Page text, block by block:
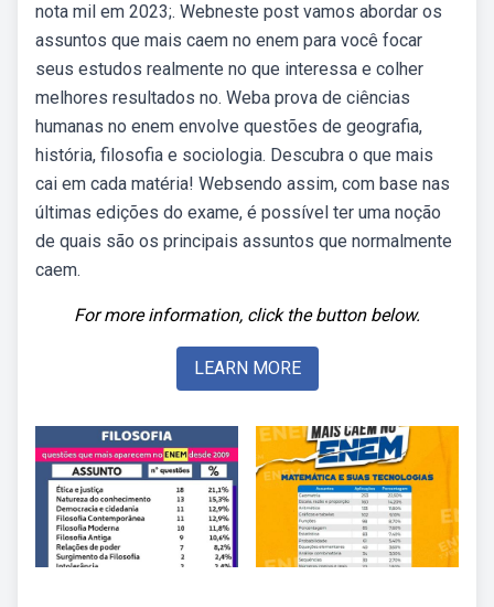
nota mil em 2023;. Webneste post vamos abordar os
assuntos que mais caem no enem para você focar
seus estudos realmente no que interessa e colher
melhores resultados no. Weba prova de ciências
humanas no enem envolve questões de geografia,
história, filosofia e sociologia. Descubra o que mais
cai em cada matéria! Websendo assim, com base nas
últimas edições do exame, é possível ter uma noção
de quais são os principais assuntos que normalmente
caem.
For more information, click the button below.
LEARN MORE